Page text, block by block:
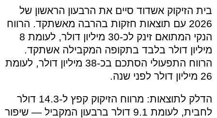
בית הזיקוק אשדוד סיים את הרבעון הראשון של
2026 עם תוצאות חזקות בהרבה מאשתקד. הרווח
הנקי המתואם זינק לכ-30 מיליון דולר, לעומת 8
מיליון דולר בלבד בתקופה המקבילה אשתקד.
הרווח התפעולי הסתכם בכ-38 מיליון דולר, לעומת
26 מיליון דולר לפני שנה.
הדלק לתוצאות: מרווח הזיקוק קפץ ל-14.3 דולר
לחבית, לעומת 9.1 דולר ברבעון המקביל — שיפור